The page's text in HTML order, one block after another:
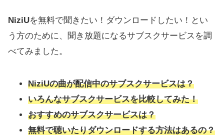
NiziUを無料で聞きたい！ダウンロードしたい！とい
う方のために、聞き放題になるサブスクサービスを調
べてみました。
NiziUの曲が配信中のサブスクサービスは？
いろんなサブスクサービスを比較してみた！
おすすめのサブスクサービスは？
無料で聴いたりダウンロードする方法はあるの？